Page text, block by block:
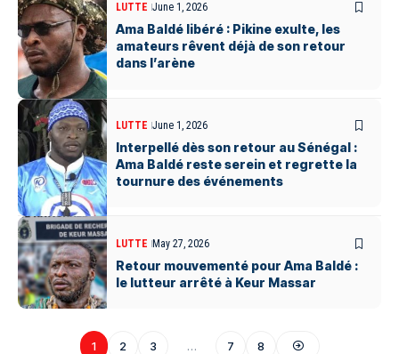
LUTTE June 1, 2026
Ama Baldé libéré : Pikine exulte, les
amateurs rêvent déjà de son retour
dans l’arène
LUTTE June 1, 2026
Interpellé dès son retour au Sénégal :
Ama Baldé reste serein et regrette la
tournure des événements
LUTTE May 27, 2026
Retour mouvementé pour Ama Baldé :
le lutteur arrêté à Keur Massar
1 2 3 … 7 8